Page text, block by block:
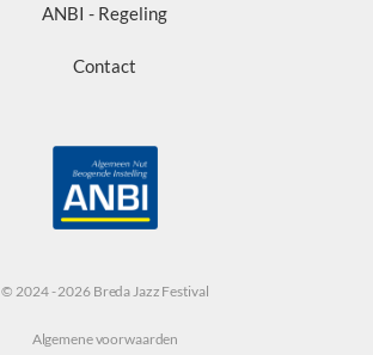
ANBI - Regeling
Contact
© 2024 - 2026 Breda Jazz Festival
Algemene voorwaarden